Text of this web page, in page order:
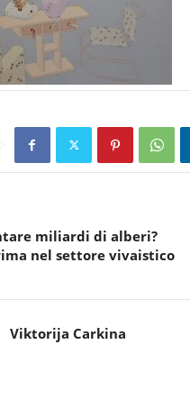
miliardi di alberi?
nel settore vivaistico
Viktorija Carkina